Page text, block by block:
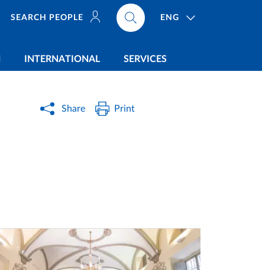
SEARCH PEOPLE ENG
INTERNATIONAL SERVICES
Share Print